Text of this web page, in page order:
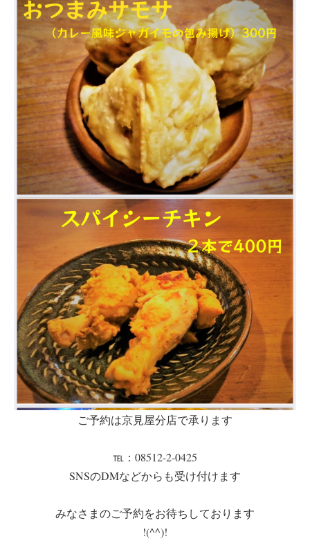
ご予約は京見屋分店で承ります
℡：08512-2-0425
SNSのDMなどからも受け付けます
みなさまのご予約をお待ちしております
!(^^)!